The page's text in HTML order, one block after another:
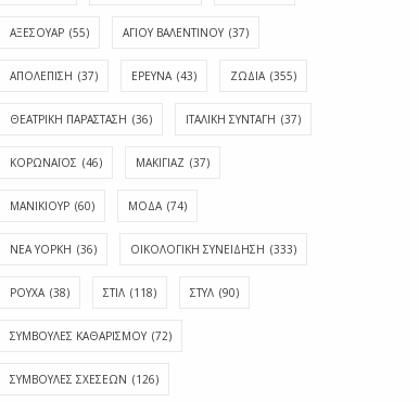
ΑΞΕΣΟΥΑΡ (55) ΑΓΊΟΥ ΒΑΛΕΝΤΊΝΟΥ (37)
ΑΠΟΛΈΠΙΣΗ (37) ΕΡΕΥΝΑ (43) ΖΩΔΙΑ (355)
ΘΕΑΤΡΙΚΗ ΠΑΡΑΣΤΑΣΗ (36) ΙΤΑΛΙΚΗ ΣΥΝΤΑΓΗ (37)
ΚΟΡΩΝΑΪΟΣ (46) ΜΑΚΙΓΙΑΖ (37)
ΜΑΝΙΚΙΟΥΡ (60) ΜΟΔΑ (74)
ΝΕΑ ΥΟΡΚΗ (36) ΟΙΚΟΛΟΓΙΚΗ ΣΥΝΕΙΔΗΣΗ (333)
ΡΟΥΧΑ (38) ΣΤΙΛ (118) ΣΤΥΛ (90)
ΣΥΜΒΟΥΛΕΣ ΚΑΘΑΡΙΣΜΟΥ (72)
ΣΥΜΒΟΥΛΕΣ ΣΧΕΣΕΩΝ (126)